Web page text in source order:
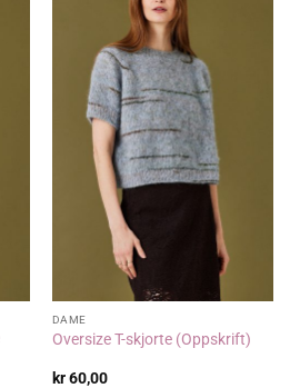
DAME
Oversize T-skjorte (Oppskrift)
kr60,00